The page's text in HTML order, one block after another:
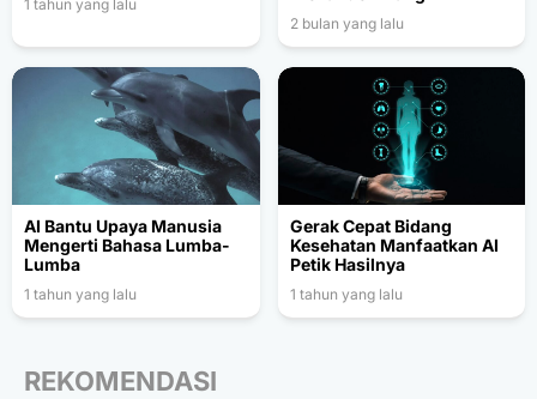
1 tahun yang lalu
2 bulan yang lalu
AI Bantu Upaya Manusia
Mengerti Bahasa Lumba-
Lumba
1 tahun yang lalu
Gerak Cepat Bidang
Kesehatan Manfaatkan AI
Petik Hasilnya
1 tahun yang lalu
REKOMENDASI